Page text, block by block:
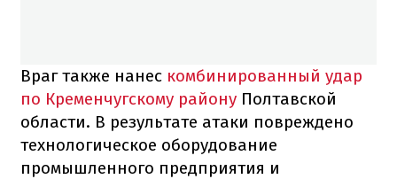
Враг также нанес комбинированный удар
по Кременчугскому району Полтавской
области. В результате атаки повреждено
технологическое оборудование
промышленного предприятия и